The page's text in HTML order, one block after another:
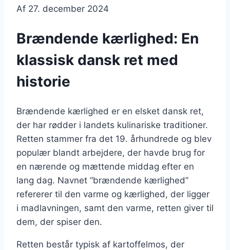
Af 27. december 2024
Brændende kærlighed: En
klassisk dansk ret med
historie
Brændende kærlighed er en elsket dansk ret,
der har rødder i landets kulinariske traditioner.
Retten stammer fra det 19. århundrede og blev
populær blandt arbejdere, der havde brug for
en nærende og mættende middag efter en
lang dag. Navnet “brændende kærlighed”
refererer til den varme og kærlighed, der ligger
i madlavningen, samt den varme, retten giver til
dem, der spiser den.
Retten består typisk af kartoffelmos, der